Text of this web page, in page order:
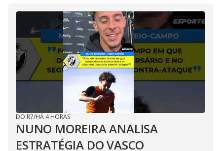
DO R7/HÁ 4 HORAS
NUNO MOREIRA ANALISA
ESTRATÉGIA DO VASCO